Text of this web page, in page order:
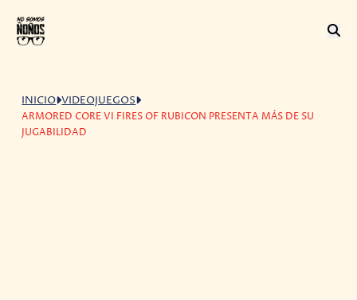
INICIO VIDEOJUEGOS
ARMORED CORE VI FIRES OF RUBICON PRESENTA MÁS DE SU
JUGABILIDAD